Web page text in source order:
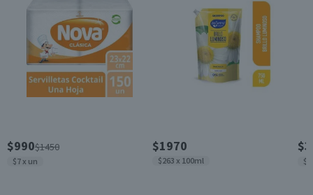
Garantía Mínima Legal
Válida hasta su fecha de caducidad
$990$1450
$7 x un
$1970
$263 x 100ml